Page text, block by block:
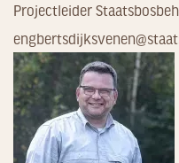
Projectleider